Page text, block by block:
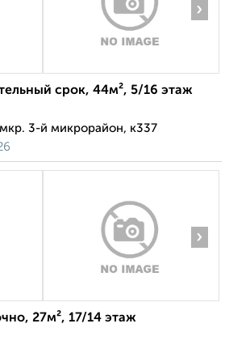
›
срок, 44м², 5/16 этаж
3-й микрорайон, к337
›
27м², 17/14 этаж